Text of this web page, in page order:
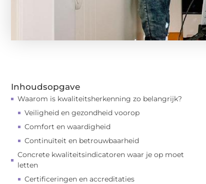
Inhoudsopgave
Waarom is kwaliteitsherkenning zo belangrijk?
Veiligheid en gezondheid voorop
Comfort en waardigheid
Continuïteit en betrouwbaarheid
Concrete kwaliteitsindicatoren waar je op moet
letten
Certificeringen en accreditaties